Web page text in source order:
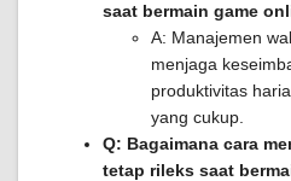
saat bermain game
A: Manajemen
menjaga
produktivitas
yang cukup.
Q: Bagaimana cara
tetap rileks saat